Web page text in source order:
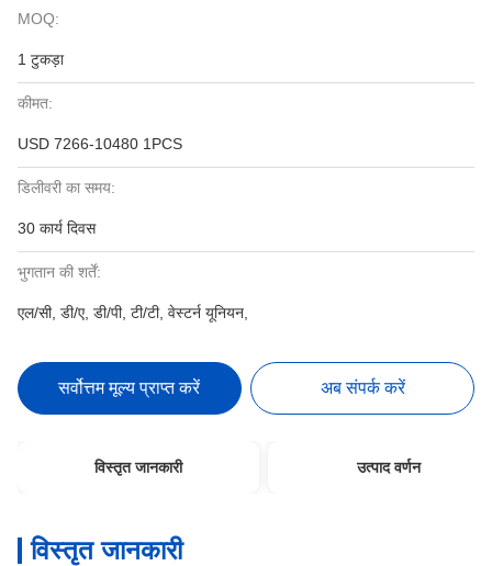
MOQ:
1 टुकड़ा
कीमत:
USD 7266-10480 1PCS
डिलीवरी का समय:
30 कार्य दिवस
भुगतान की शर्तें:
एल/सी, डी/ए, डी/पी, टी/टी, वेस्टर्न यूनियन,
सर्वोत्तम मूल्य प्राप्त करें अब संपर्क करें
विस्तृत जानकारी उत्पाद वर्णन
विस्तृत जानकारी